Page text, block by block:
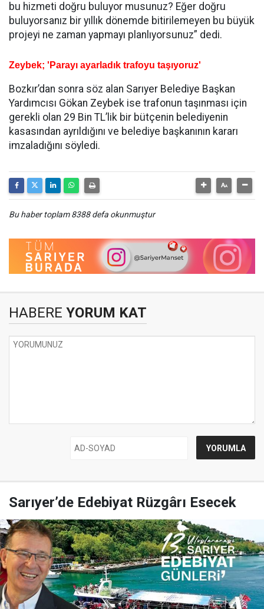
bu hizmeti doğru buluyor musunuz? Eğer doğru
buluyorsanız bir yıllık dönemde bitirilemeyen bu büyük
projeyi ne zaman yapmayı planlıyorsunuz” dedi.
Zeybek; 'Parayı ayarladık trafoyu taşıyoruz'
Bozkır’dan sonra söz alan Sarıyer Belediye Başkan
Yardımcısı Gökan Zeybek ise trafonun taşınması için
gerekli olan 29 Bin TL’lik bir bütçenin belediyenin
kasasından ayrıldığını ve belediye başkanının kararı
imzaladığını söyledi.
Bu haber toplam 8388 defa okunmuştur
HABERE YORUM KAT
Sarıyer’de Edebiyat Rüzgârı Esecek